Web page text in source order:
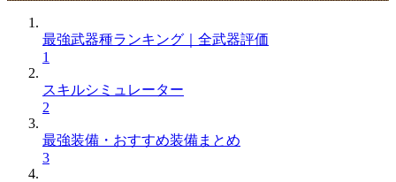
最強武器種ランキング｜全武器評価
1
スキルシミュレーター
2
最強装備・おすすめ装備まとめ
3